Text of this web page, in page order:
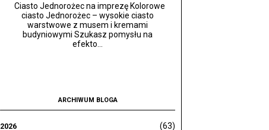
Ciasto Jednorożec na imprezę Kolorowe
ciasto Jednorożec – wysokie ciasto
warstwowe z musem i kremami
budyniowymi Szukasz pomysłu na
efekto...
ARCHIWUM BLOGA
2026 (63)